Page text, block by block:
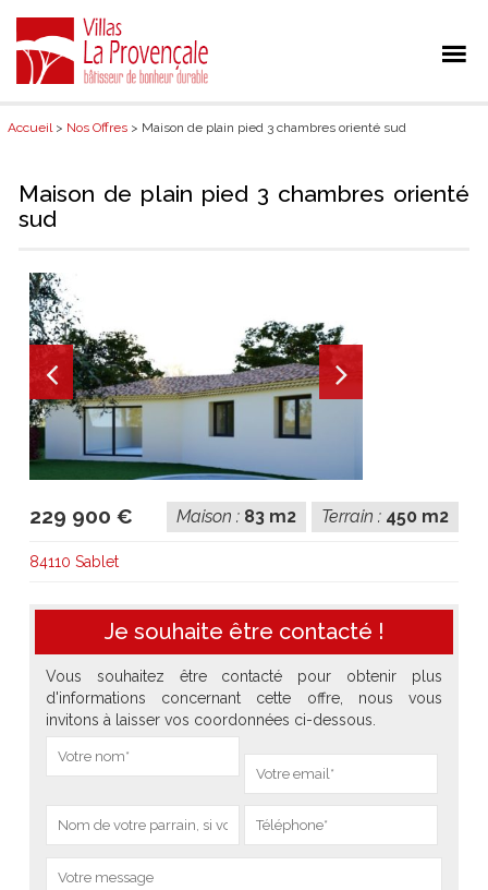
Accueil> Nos Offres > Maison de plain pied 3 chambres orienté sud
Maison de plain pied 3 chambres orienté
sud
229 900 € Terrain : 450 m2
Maison : 83 m2
84110 Sablet
Je souhaite être contacté !
Vous souhaitez être contacté pour obtenir plus
d'informations concernant cette offre, nous vous
invitons à laisser vos coordonnées ci-dessous.